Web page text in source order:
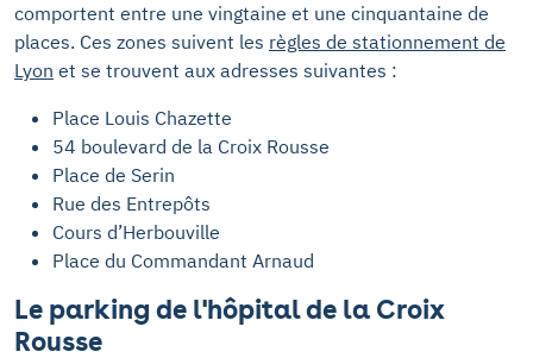
comportent entre une vingtaine et une cinquantaine de
places. Ces zones suivent les règles de stationnement de
Lyon et se trouvent aux adresses suivantes :
Place Louis Chazette
54 boulevard de la Croix Rousse
Place de Serin
Rue des Entrepôts
Cours d’Herbouville
Place du Commandant Arnaud
Le parking de l'hôpital de la Croix
Rousse